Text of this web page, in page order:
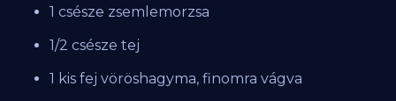
1 csésze zsemlemorzsa
1/2 csésze tej
1 kis fej vöröshagyma, finomra vágva